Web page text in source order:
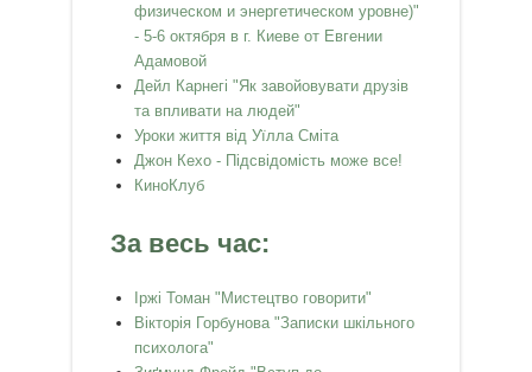
физическом и энергетическом уровне)"
- 5-6 октября в г. Киеве от Евгении
Адамовой
Дейл Карнегі "Як завойовувати друзів
та впливати на людей"
Уроки життя від Уїлла Сміта
Джон Кехо - Підсвідомість може все!
КиноКлуб
За весь час:
Іржі Томан "Мистецтво говорити"
Вікторія Горбунова "Записки шкільного
психолога"